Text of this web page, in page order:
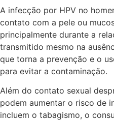
A infecção por HPV no
contato com a pele ou
principalmente durante a
transmitido mesmo na
que torna a prevenção e o
para evitar a contaminação.
Além do contato sexual
podem aumentar o risco de
incluem o tabagismo, o